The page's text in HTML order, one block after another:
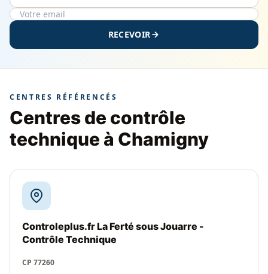
RECEVOIR
CENTRES RÉFÉRENCÉS
Centres de contrôle
technique à Chamigny
Controleplus.fr La Ferté sous Jouarre -
Contrôle Technique
CP 77260